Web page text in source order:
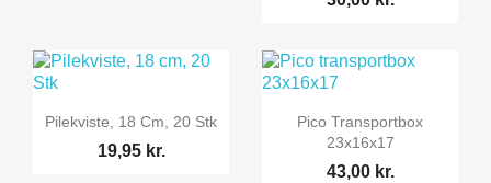
 Vis her
Pilekviste, 18 Cm, 20 Stk
19,95 kr.
 Vis her
Pico Transportbox
23x16x17
43,00 kr.